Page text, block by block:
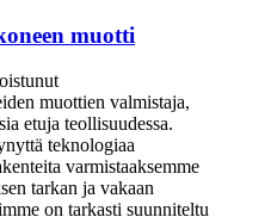
muotti
muottien valmistaja,
​​etuja teollisuudessa.
teknologiaa
varmistaaksemme
tarkan ja vakaan
on tarkasti suunniteltu